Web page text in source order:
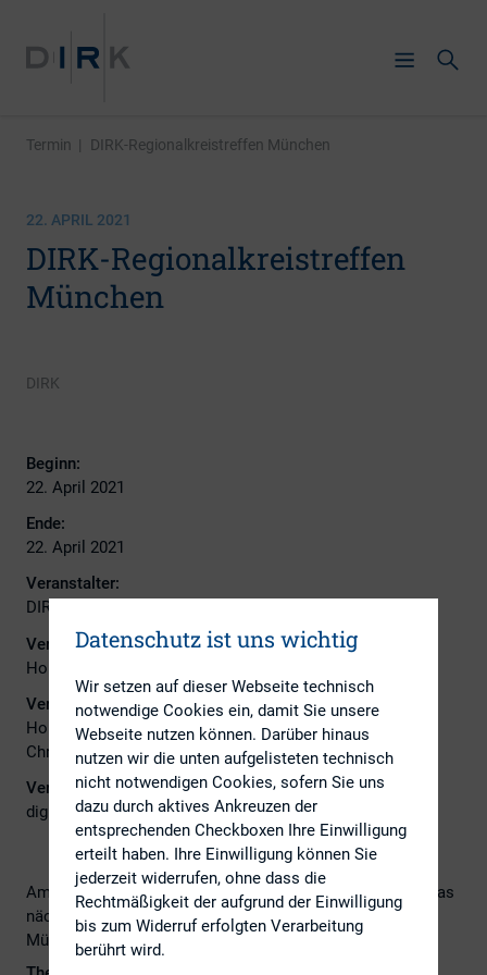
Termin | DIRK-Regionalkreistreffen München
22. APRIL 2021
DIRK-Regionalkreistreffen
München
DIRK
Beginn:
22. April 2021
Ende:
22. April 2021
Veranstalter:
DIRK
Veranstalter Ansprechpartner:
Horst Bertram und Christopher Helmreich
Veranstalter E-Mail:
Horst.Bertram@siltronic.com;
Christopher.Helmreichwackerneuson.com
Veranstaltungsort:
digital
Am Donnerstag, den 22. April 2021, um 16:00 Uhr findet das
nächste virtuelle Treffen des DIRK-Regionalkreises
München statt.
Datenschutz ist uns wichtig
Wir setzen auf dieser Webseite technisch
notwendige Cookies ein, damit Sie unsere
Webseite nutzen können. Darüber hinaus
nutzen wir die unten aufgelisteten technisch
nicht notwendigen Cookies, sofern Sie uns
dazu durch aktives Ankreuzen der
entsprechenden Checkboxen Ihre Einwilligung
erteilt haben. Ihre Einwilligung können Sie
jederzeit widerrufen, ohne dass die
Rechtmäßigkeit der aufgrund der Einwilligung
bis zum Widerruf erfolgten Verarbeitung
berührt wird.